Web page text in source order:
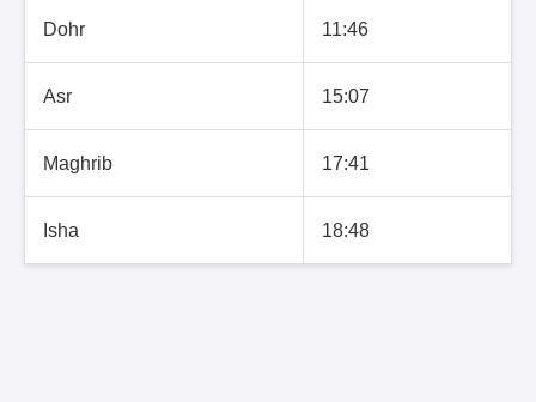
Dohr 11:46
Asr 15:07
Maghrib 17:41
Isha 18:48